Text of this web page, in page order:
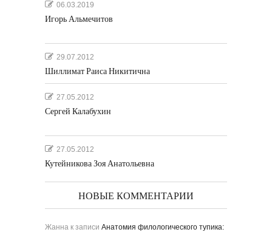
06.03.2019
Игорь Альмечитов
29.07.2012
Шиллимат Раиса Никитична
27.05.2012
Сергей Калабухин
27.05.2012
Кутейникова Зоя Анатольевна
НОВЫЕ КОММЕНТАРИИ
Жанна к записи Анатомия филологического тупика: